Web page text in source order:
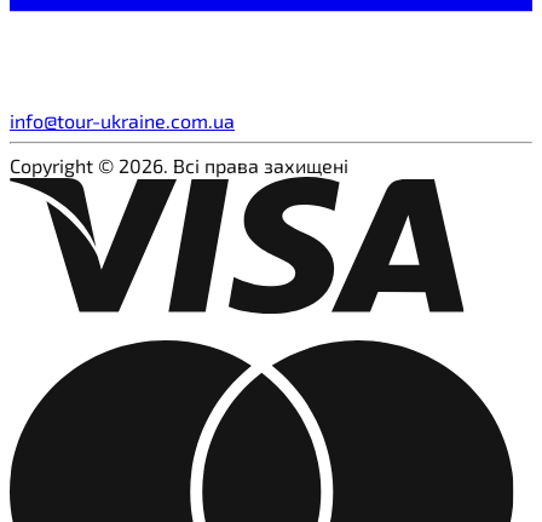
info@tour-ukraine.com.ua
Copyright © 2026. Всі права захищені